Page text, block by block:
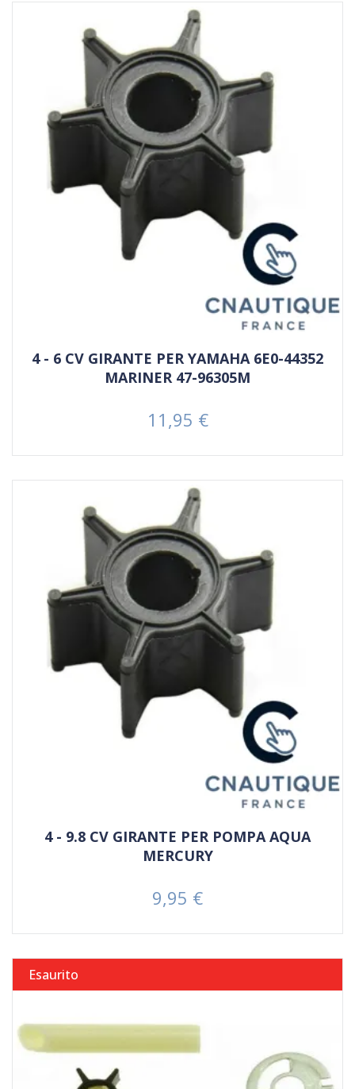
4 - 6 CV GIRANTE PER YAMAHA 6E0-44352
MARINER 47-96305M
Prezzo
11,95 €
4 - 9.8 CV GIRANTE PER POMPA AQUA
MERCURY
Prezzo
9,95 €
Esaurito